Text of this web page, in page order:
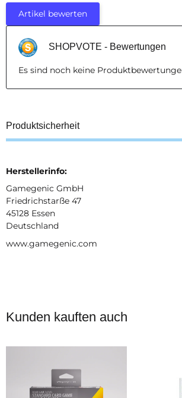
Artikel bewerten
SHOPVOTE - Bewertungen
Es sind noch keine
Produktsicherheit
Herstellerinfo:
Gamegenic GmbH
Friedrichstarße 47
45128 Essen
Deutschland
www.gamegenic.com
Kunden kauften auch